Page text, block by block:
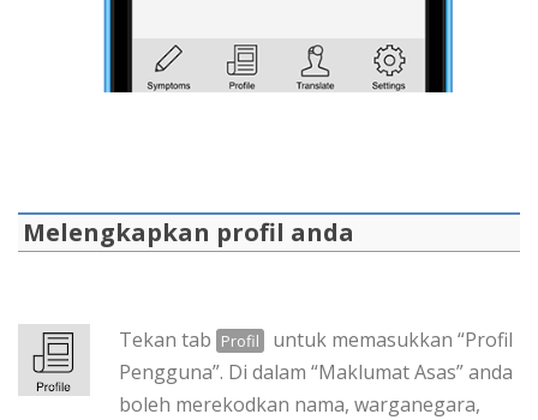
Melengkapkan profil anda
Tekan tab Profil
untuk memasukkan “Profil
Pengguna”. Di dalam “Maklumat Asas” anda
boleh merekodkan nama, warganegara,